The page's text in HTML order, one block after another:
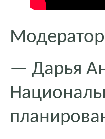
— Дарья